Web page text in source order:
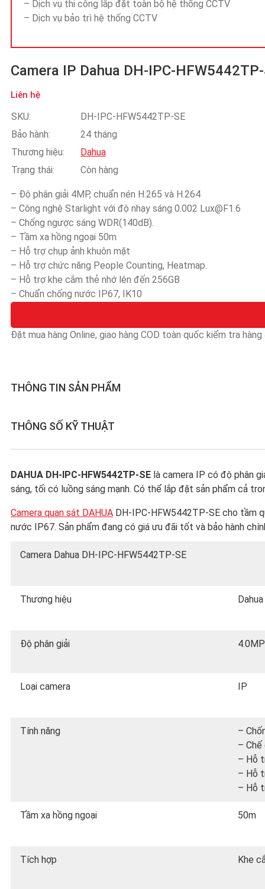
– Dịch vụ thi công lắp đặt toàn bộ hệ thống CCTV
– Dịch vụ bảo trì hệ thống CCTV
Camera IP Dahua DH-IPC-
Liên hệ
SKU:
DH-IPC-HFW5442TP-SE
Bảo hành:
24 tháng
Thương hiệu:
Dahua
Trạng thái:
Còn hàng
– Độ phân giải 4MP, chuẩn nén H.265 và H.264
– Công nghệ Starlight với độ nhạy sáng 0.002 Lux@F1.6
– Chống ngược sáng WDR(140dB).
– Tầm xa hồng ngoại 50m
– Hỗ trợ chụp ảnh khuôn mặt
– Hỗ trợ chức năng People Counting, Heatmap.
– Hỗ trợ khe cắm thẻ nhớ lên đến 256GB
– Chuẩn chống nước IP67, IK10
Đặt mua hàng Online, giao hàng COD toàn quốc kiểm tra
THÔNG TIN SẢN PHẨM
THÔNG SỐ KỸ THUẬT
DAHUA DH-IPC-HFW5442TP-SE là camera IP có độ phân
sáng, tối có luồng sáng mạnh. Có thể lắp đặt sản phẩm cả
Camera quan sát DAHUA DH-IPC-HFW5442TP-SE cho tầm
nước IP67. Sản phẩm đang có giá ưu đãi tốt và bảo hành
Camera Dahua DH-IPC-HFW5442TP-SE
Thương hiệu Dahua
Độ phân giải 4.0MP
Loại camera IP
Tính năng
–
– Chế
– Hỗ
– Hỗ
– Hỗ
Tầm xa hồng ngoại 50m
Tích hợp Khe